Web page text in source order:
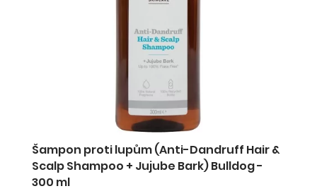
Šampon proti lupům (Anti-Dandruff Hair &
Scalp Shampoo + Jujube Bark) Bulldog -
300 ml